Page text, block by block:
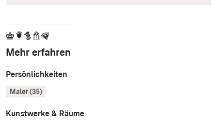
Mehr erfahren
Persönlichkeiten
Maler (35)
Kunstwerke & Räume